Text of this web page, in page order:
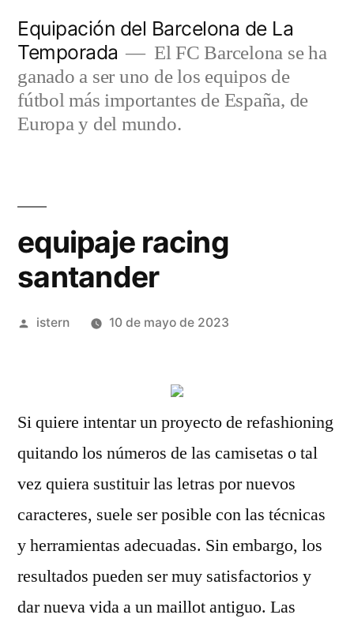
contenido
Equipación del Barcelona de La
Temporada
El FC Barcelona se ha
ganado a ser uno de los equipos de
fútbol más importantes de España, de
Europa y del mundo.
equipaje racing
santander
Publicado
istern 10 de mayo de 2023
Si quiere intentar un proyecto de refashioning
quitando los números de las camisetas o tal
vez quiera sustituir las letras por nuevos
caracteres, suele ser posible con las técnicas
y herramientas adecuadas. Sin embargo, los
resultados pueden ser muy satisfactorios y
dar nueva vida a un maillot antiguo. Las